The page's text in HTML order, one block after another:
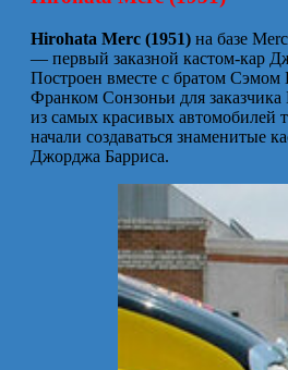
Hirohata Merc (1951) на базе
— первый заказной кастом-кар
Построен вместе с братом
Франком Сонзоньи для
из самых красивых автомобилей
начали создаваться знаменитые
Джорджа Барриса.